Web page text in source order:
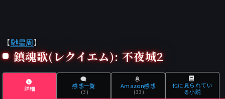
【馳星周】
鎮魂歌(レクイエム): 不夜城2
詳細 感想一覧
(3)
Amazon感想
(33)
他に見られてい
る小説